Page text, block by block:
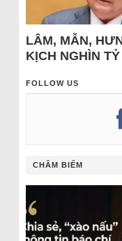
LÂM, MẪN,
KỊCH NGHÌN
FOLLOW US
CHÂM BIẾM